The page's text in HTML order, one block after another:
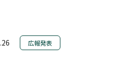
広報発表